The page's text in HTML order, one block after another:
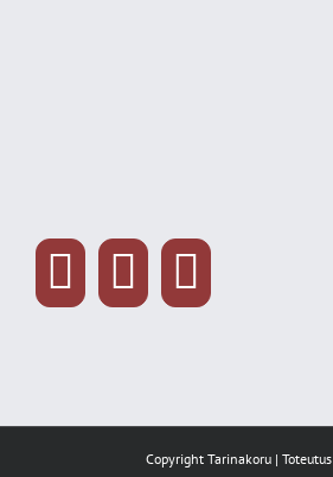
Copyright Tarinakoru | Toteutus